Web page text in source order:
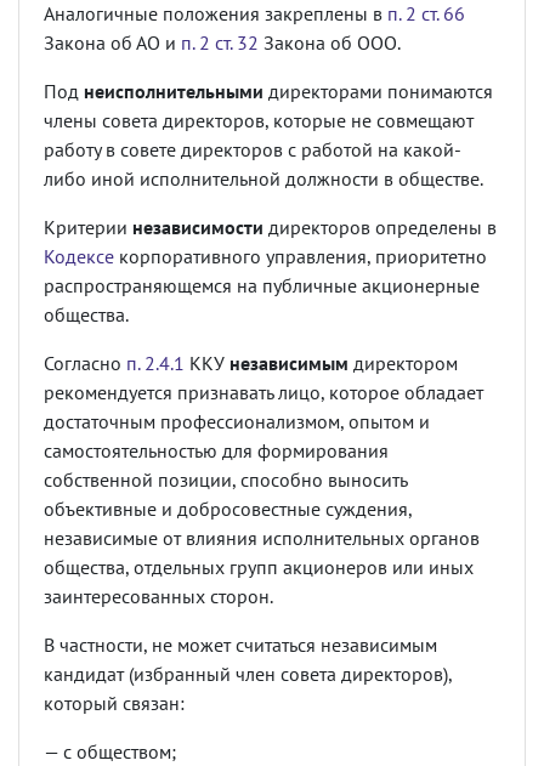
Аналогичные положения закреплены в п. 2 ст. 66
Закона об АО и п. 2 ст. 32 Закона об ООО.
Под неисполнительными директорами понимаются
члены совета директоров, которые не совмещают
работу в совете директоров с работой на какой-
либо иной исполнительной должности в обществе.
Критерии независимости директоров определены в
Кодексе корпоративного управления, приоритетно
распространяющемся на публичные акционерные
общества.
Согласно п. 2.4.1 ККУ независимым директором
рекомендуется признавать лицо, которое обладает
достаточным профессионализмом, опытом и
самостоятельностью для формирования
собственной позиции, способно выносить
объективные и добросовестные суждения,
независимые от влияния исполнительных органов
общества, отдельных групп акционеров или иных
заинтересованных сторон.
В частности, не может считаться независимым
кандидат (избранный член совета директоров),
который связан:
— с обществом;